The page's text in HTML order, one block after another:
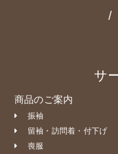
サ
商品のご案内
振袖
留袖・訪問着・付下げ
喪服